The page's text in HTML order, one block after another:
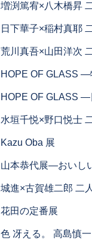
増渕篤宥×八木橋昇
日下華子×稲村真耶
荒川真吾×山田洋次
HOPE OF GLASS
HOPE OF GLASS
水垣千悦×野口悦士
Kazu Oba 展
山本恭代展―おいし
城進×古賀雄二郎 二
花田の定番展
色 冴える。 高島慎